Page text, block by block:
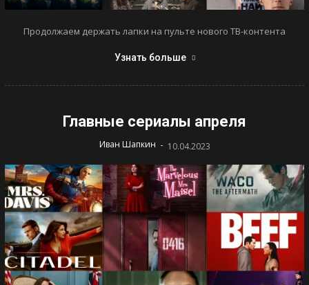
Продолжаем держать лапки на пульте нового ТВ-контента
Узнать больше
Главные сериалы апреля
Иван Шапкин - 10.04.2023